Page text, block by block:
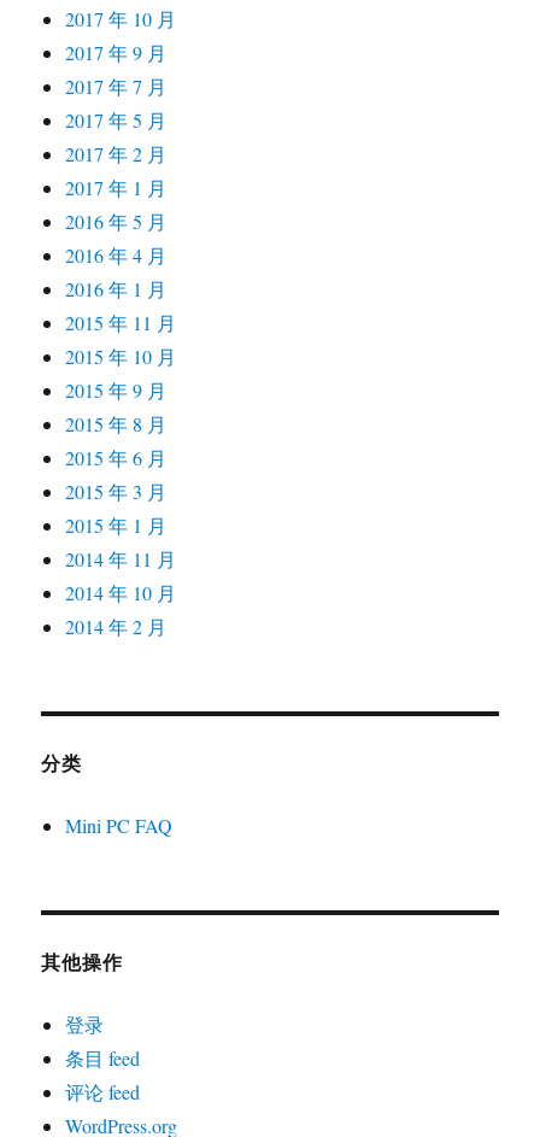
2017 年 10 月
2017 年 9 月
2017 年 7 月
2017 年 5 月
2017 年 2 月
2017 年 1 月
2016 年 5 月
2016 年 4 月
2016 年 1 月
2015 年 11 月
2015 年 10 月
2015 年 9 月
2015 年 8 月
2015 年 6 月
2015 年 3 月
2015 年 1 月
2014 年 11 月
2014 年 10 月
2014 年 2 月
分类
Mini PC FAQ
其他操作
登录
条目 feed
评论 feed
WordPress.org